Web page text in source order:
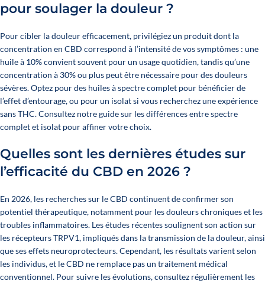
pour soulager la douleur ?
Pour cibler la douleur efficacement, privilégiez un produit dont la
concentration en CBD correspond à l’intensité de vos symptômes : une
huile à 10% convient souvent pour un usage quotidien, tandis qu’une
concentration à 30% ou plus peut être nécessaire pour des douleurs
sévères. Optez pour des huiles à spectre complet pour bénéficier de
l’effet d’entourage, ou pour un isolat si vous recherchez une expérience
sans THC. Consultez notre guide sur les différences entre spectre
complet et isolat pour affiner votre choix.
Quelles sont les dernières études sur
l’efficacité du CBD en 2026 ?
En 2026, les recherches sur le CBD continuent de confirmer son
potentiel thérapeutique, notamment pour les douleurs chroniques et les
troubles inflammatoires. Les études récentes soulignent son action sur
les récepteurs TRPV1, impliqués dans la transmission de la douleur, ainsi
que ses effets neuroprotecteurs. Cependant, les résultats varient selon
les individus, et le CBD ne remplace pas un traitement médical
conventionnel. Pour suivre les évolutions, consultez régulièrement les